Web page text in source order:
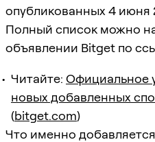
опубликованных 4 июня
Полный список можно
объявлении Bitget по
Читайте: Официальное
новых добавленных
(bitget.com)
Что именно